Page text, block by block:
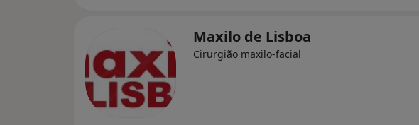
Maxilo de Lisboa
Cirurgião maxilo-facial